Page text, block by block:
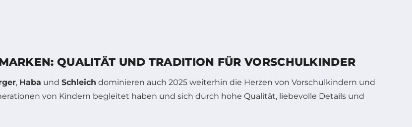
QUALITÄT UND TRADITION FÜR VORSCHULKINDER
, Haba und Schleich dominieren auch 2025 weiterhin die Herzen von Vorschulkindern und
von Kindern begleitet haben und sich durch hohe Qualität, liebevolle Details und